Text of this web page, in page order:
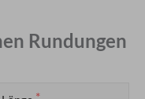
Rundungen